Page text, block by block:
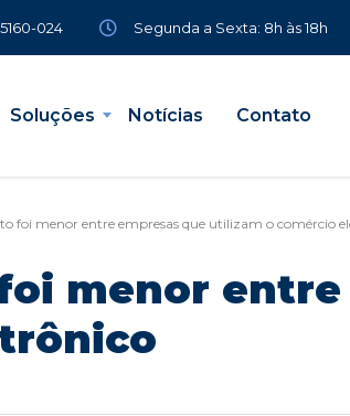
024 Segunda a Sexta: 8h às 18h
Soluções Notícias Contato
foi menor entre empresas que utilizam o comércio
menor